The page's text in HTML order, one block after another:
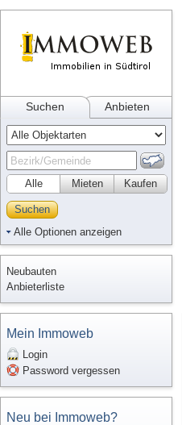
Suchen Anbieten
Alle Kaufen
Mieten
Suchen
Alle Optionen anzeigen
Neubauten
Anbieterliste
Mein Immoweb
Login
Password vergessen
Neu bei Immoweb?